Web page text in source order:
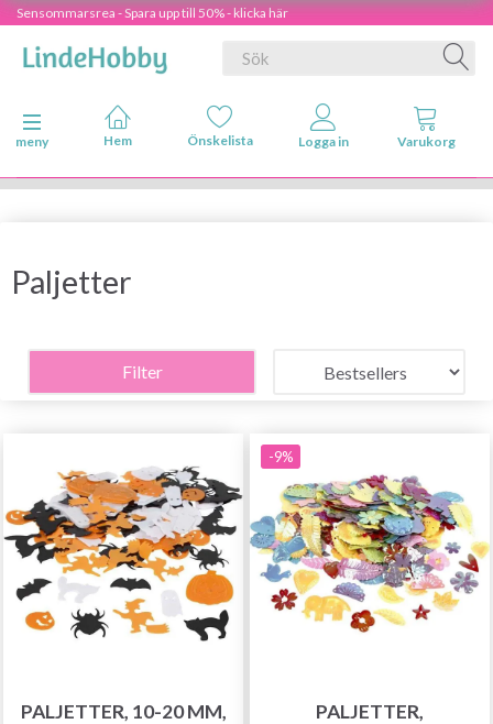
Sensommarsrea - Spara upp till 50% - klicka här
Ändra navigering
meny
Paljetter
Filter
PALJETTER, 10-20 MM,
-9%
PALJETTER,